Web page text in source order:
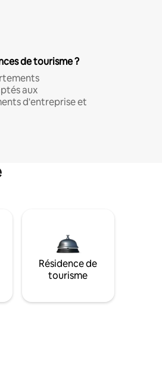
de tourisme ?
aux
d'entreprise et
Résidence de
tourisme